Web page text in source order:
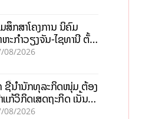
ສຶກສາໂຄງການ ນິຄົມ
ະກຳວຽງຈັນ-ໄຊທານີ ຕັ້ງ
ທຶນ 150 ລ້ານໂດລາ, ສ້າງ
08/2026
ຊີ້ນຳນັກທຸລະກິດໜຸ່ມ ຕ້ອງ
ກ້ວິກິດເສດຖະກິດ ເນັ້ນດຶງ
ນ, ຫັນສູ່ດິຈິຕອນ
08/2026